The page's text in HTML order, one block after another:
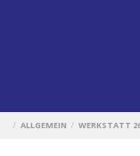
/ ALLGEMEIN / WERKSTATT